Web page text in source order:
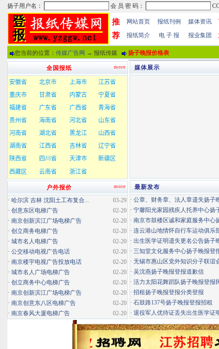
推
荐
网站首页 报纸刊例 媒体资讯
报纸简介 电 子 报 报业集团
您当前的位置： 传媒广告网 → 报纸传媒 扬子晚报价格表
媒体展示
最新发布
· 公章、财务章、法人章遗失扬子
· 宁馨阳光家园残疾人托养中心扬
· 南京市鼓楼区诚和家庭服务中心
· 连云港山地情怀自行车运动俱乐
· 出生医学证明遗失更名公告扬子
· 三知堂文化服务中心扬子晚报登
· 无锡市惠山区党外知识分子联谊
· 吴沈燕扬子晚报登报道歉信
· 活力太阳花舞蹈队扬子晚报登报
· 招租扬子晚报登报分类登报
· 石鼓路137号扬子晚报登报招租
· 退役军人优待证丢失出生医学证
more
全国报纸
more
户外报价
03-29
· 哈尔滨 吉林 沈阳土工布复合...
02-20
· 创意东区电梯广告
02-20
· 南京创新滨江广场电梯广告
02-20
· 创立商务电梯广告
02-20
· 城市名人电梯广告
02-20
· 公交移动电视广告电话
02-20
· 南京楼宇电视广告投放电话
02-20
· 城市名人广场电梯广告
02-20
· 创立商务中心电梯广告
02-20
· 南京创新滨江广场电梯广告
02-20
· 南京创意东八区电梯广告
02-20
· 南京春风大厦电梯广告